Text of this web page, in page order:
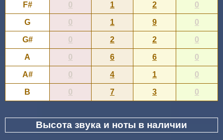
F# 0 1 2 0
G 0 1 9 0
G# 0 2 2 0
A 0 6 6 0
A# 0 4 1 0
B 0 7 3 0
Высота звука и ноты в наличии